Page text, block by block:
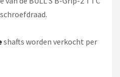
shafts worden verkocht per